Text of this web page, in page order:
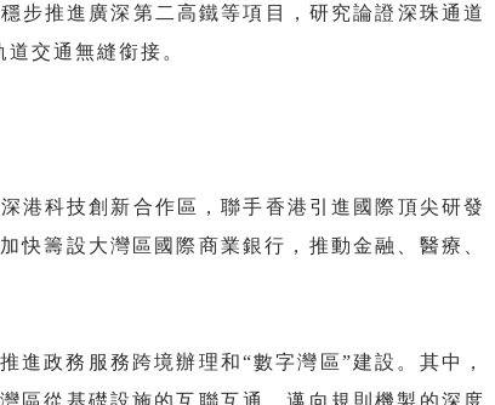
步推進廣深第二高鐵等項目，研究論證深珠通道
交通無縫銜接。
港科技創新合作區，聯手香港引進國際頂尖研發
快籌設大灣區國際商業銀行，推動金融、醫療、
進政務服務跨境辦理和“數字灣區”建設。其中，
區從基礎設施的互聯互通，邁向規則機製的深度